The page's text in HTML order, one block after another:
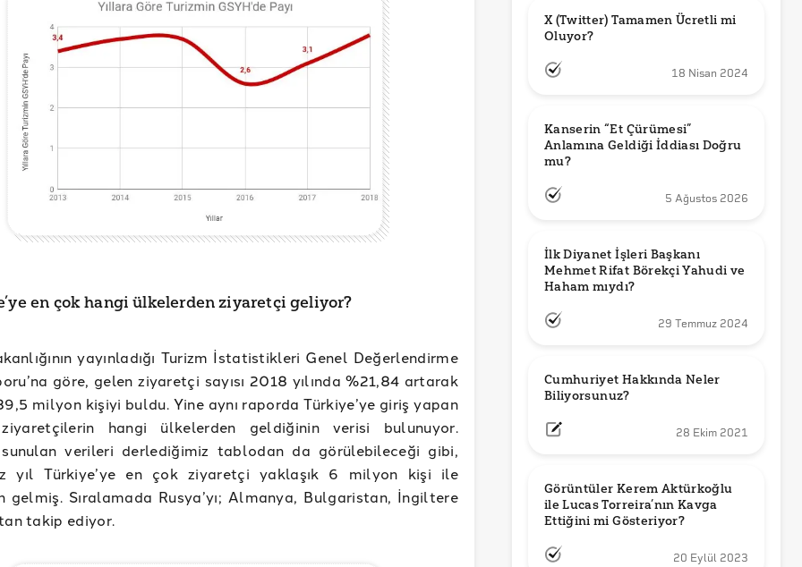
en çok hangi ülkelerden ziyaretçi geliyor?
yayınladığı Turizm İstatistikleri Genel Değerlendirme
göre, gelen ziyaretçi sayısı 2018 yılında %21,84 artarak
milyon kişiyi buldu. Yine aynı raporda Türkiye’ye giriş yapan
ziyaretçilerin hangi ülkelerden geldiğinin verisi bulunuyor.
verileri derlediğimiz tablodan da görülebileceği gibi,
yıl Türkiye’ye en çok ziyaretçi yaklaşık 6 milyon kişi ile
gelmiş. Sıralamada Rusya’yı; Almanya, Bulgaristan, İngiltere
takip ediyor.
X (Twitter) Tamamen Ücretli mi
Oluyor?
18 Nisan 2024
Kanserin “Et Çürümesi”
Anlamına Geldiği İddiası Doğru
mu?
5 Ağustos 2026
İlk Diyanet İşleri Başkanı
Mehmet Rifat Börekçi Yahudi ve
Haham mıydı?
29 Temmuz 2024
Cumhuriyet Hakkında Neler
Biliyorsunuz?
28 Ekim 2021
Görüntüler Kerem Aktürkoğlu
ile Lucas Torreira’nın Kavga
Ettiğini mi Gösteriyor?
20 Eylül 2023